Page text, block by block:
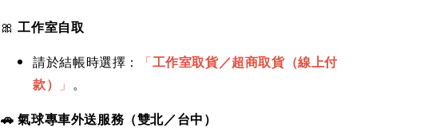
🎀工作室自取
請於結帳時選擇：
「工作室取貨／超商取貨（線上付
款）
」 。
🚗 氣球專車外送服務（雙北／台中）